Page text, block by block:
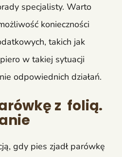
specjalisty. Warto
konieczności
takich jak
w takiej sytuacji
odpowiednich działań.
z folią.
gdy pies zjadł parówkę